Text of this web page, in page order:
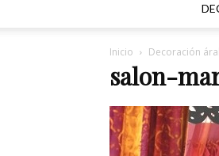
Inicio Decoración
salon-